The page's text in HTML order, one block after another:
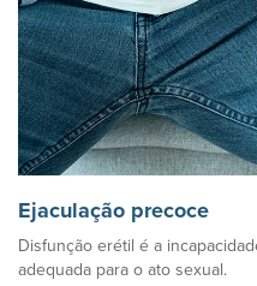
Ejaculação precoce
Disfunção erétil é a
adequada para o ato sexual.